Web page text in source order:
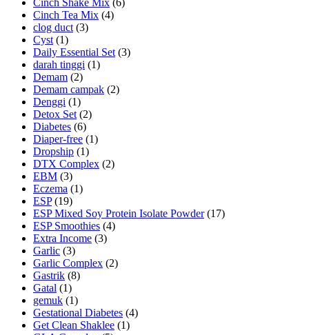
Cinch Shake Mix (6)
Cinch Tea Mix (4)
clog duct (3)
Cyst (1)
Daily Essential Set (3)
darah tinggi (1)
Demam (2)
Demam campak (2)
Denggi (1)
Detox Set (2)
Diabetes (6)
Diaper-free (1)
Dropship (1)
DTX Complex (2)
EBM (3)
Eczema (1)
ESP(19)
ESP Mixed Soy Protein Isolate Powder(17)
ESP Smoothies (4)
Extra Income (3)
Garlic (3)
Garlic Complex (2)
Gastrik (8)
Gatal (1)
gemuk (1)
Gestational Diabetes (4)
Get Clean Shaklee (1)